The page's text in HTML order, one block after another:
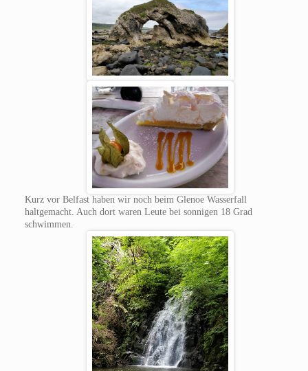
Kurz vor Belfast haben wir noch beim Glenoe Wasserfall
haltgemacht. Auch dort waren Leute bei sonnigen 18 Grad
schwimmen.